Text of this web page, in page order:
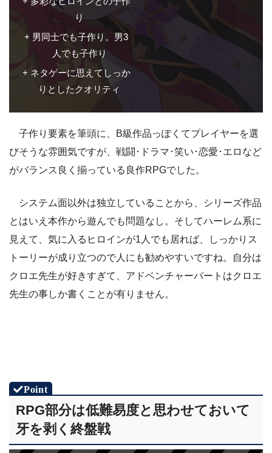
り
男同士でも子作り。男3
人でも子作り
ネタゲーに思えてしっか
りとしたクオリティ
子作り要素を筆頭に、B級作品っぽくてプレイヤーを選
びそうな雰囲気ですが、戦闘･ドラマ･笑い･恋愛･エロなど
がバランス良く揃っている良作RPGでした 。
システム面以外は独立していることから、シリーズ作品
とはいえ本作から遊んでも問題なし。そしてハーレム系に
見えて、気に入るヒロインが1人でも居れば、しっかりス
トーリーが成り立つので人にも勧めやすいですね。自分は
クロエ先生が好きすぎて、アドベンチャーパートはクロエ
先生の事しか書くことが有りません。
RPG部分は低難易度と思わせておいて
牙を剥く終盤戦